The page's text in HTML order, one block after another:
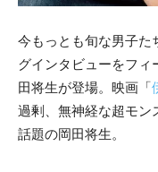
今もっとも旬な男子た
グインタビューをフィ
田将生が登場。映画「
過剰、無神経な超モン
話題の岡田将生。